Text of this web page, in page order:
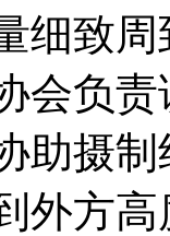
细致
会负
助摄
外方